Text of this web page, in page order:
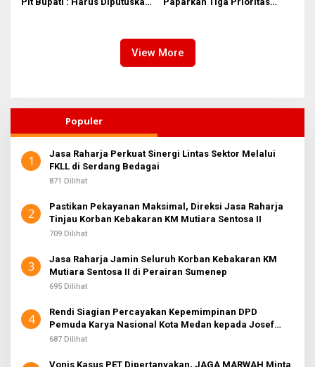
View More
Populer
1
Jasa Raharja Perkuat Sinergi Lintas Sektor Melalui
FKLL di Serdang Bedagai
871 Dilihat
2
Pastikan Pekayanan Maksimal, Direksi Jasa Raharja
Tinjau Korban Kebakaran KM Mutiara Sentosa II
709 Dilihat
3
Jasa Raharja Jamin Seluruh Korban Kebakaran KM
Mutiara Sentosa II di Perairan Sumenep
695 Dilihat
4
Rendi Siagian Percayakan Kepemimpinan DPD
Pemuda Karya Nasional Kota Medan kepada Josef
Sembiring
687 Dilihat
Vonis Kasus PET Dipertanyakan, JAGA MARWAH Minta